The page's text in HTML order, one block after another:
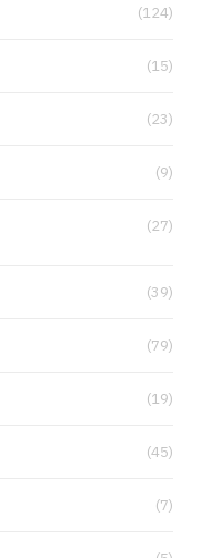
(124)
(15)
(23)
(9)
(27)
(39)
(79)
(19)
(45)
(7)